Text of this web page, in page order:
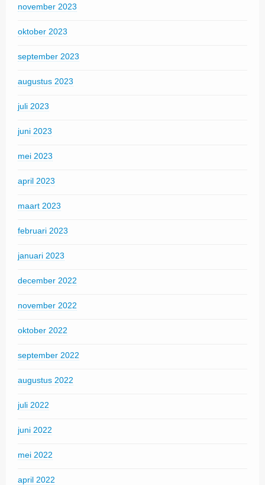
november 2023
oktober 2023
september 2023
augustus 2023
juli 2023
juni 2023
mei 2023
april 2023
maart 2023
februari 2023
januari 2023
december 2022
november 2022
oktober 2022
september 2022
augustus 2022
juli 2022
juni 2022
mei 2022
april 2022